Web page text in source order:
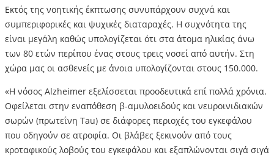
Εκτός της νοητικής έκπτωσης συνυπάρχουν συχνά και
συμπεριφορικές και ψυχικές διαταραχές. Η συχνότητα της
είναι μεγάλη καθώς υπολογίζεται ότι στα άτομα ηλικίας άνω
των 80 ετών περίπου ένας στους τρεις νοσεί από αυτήν. Στη
χώρα μας οι ασθενείς με άνοια υπολογίζονται στους 150.000.
«Η νόσος Alzheimer εξελίσσεται προοδευτικά επί πολλά χρόνια.
Οφείλεται στην εναπόθεση β-αμυλοειδούς και νευροινιδιακών
σωρών (πρωτεΐνη Tau) σε διάφορες περιοχές του εγκεφάλου
που οδηγούν σε ατροφία. Οι βλάβες ξεκινούν από τους
κροταφικούς λοβούς του εγκεφάλου και εξαπλώνονται σιγά σιγά